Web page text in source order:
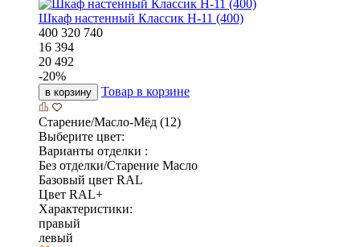
Шкаф настенный Классик Н-11 (400)
400 320 740
16 394
20 492
-20%
в корзину Товар в корзине
Старение/Масло-Мёд (12)
Выберите цвет:
Варианты отделки :
Без отделки/Старение Масло
Базовый цвет RAL
Цвет RAL+
Характеристики:
правый
левый